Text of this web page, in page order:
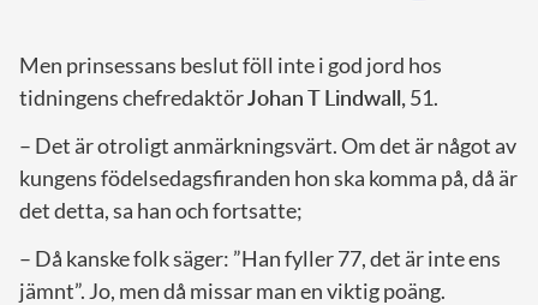
Men prinsessans beslut föll inte i god jord hos
tidningens chefredaktörJohan T Lindwall, 51.
– Det är otroligt anmärkningsvärt. Om det är något av
kungens födelsedagsfiranden hon ska komma på, då är
det detta, sa han och fortsatte;
– Då kanske folk säger: ”Han fyller 77, det är inte ens
jämnt”. Jo, men då missar man en viktig poäng.